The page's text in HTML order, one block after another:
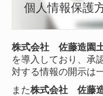
よくある質問
ご依頼
お問合せ
個人情報保護方針
個人情報保護
株式会社 佐藤造園
を導入しており、承
対する情報の開示は
また株式会社 佐藤